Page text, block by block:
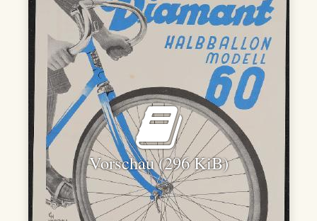
Vorschau (296 KiB)